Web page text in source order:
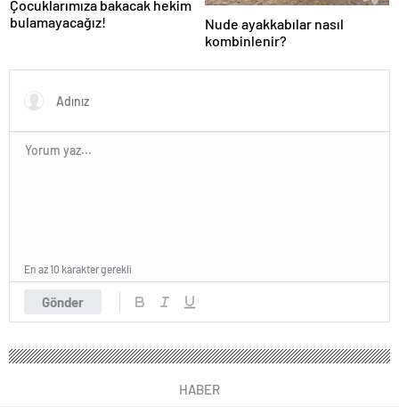
Çocuklarımıza bakacak hekim
bulamayacağız!
Nude ayakkabılar nasıl
kombinlenir?
Gönder
En az 10 karakter gerekli
HABER